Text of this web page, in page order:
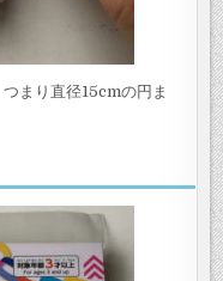
まり直径15cmの円ま